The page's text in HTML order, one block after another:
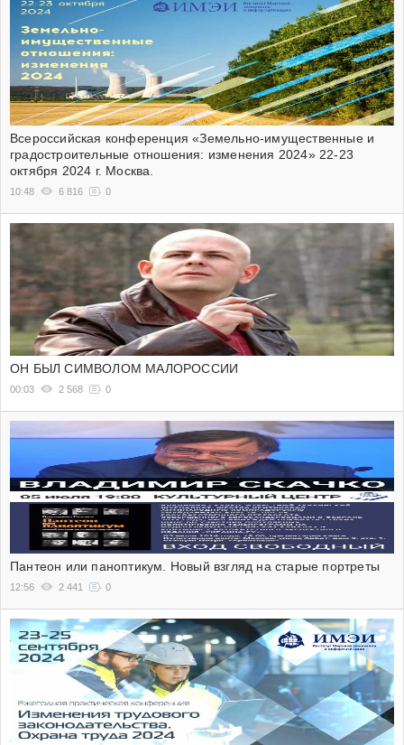
Всероссийская конференция «Земельно-имущественные и
градостроительные отношения: изменения 2024» 22-23
октября 2024 г. Москва.
10:48 6 816 0
ОН БЫЛ СИМВОЛОМ МАЛОРОССИИ
00:03 2 568 0
Пантеон или паноптикум. Новый взгляд на старые портреты
12:56 2 441 0